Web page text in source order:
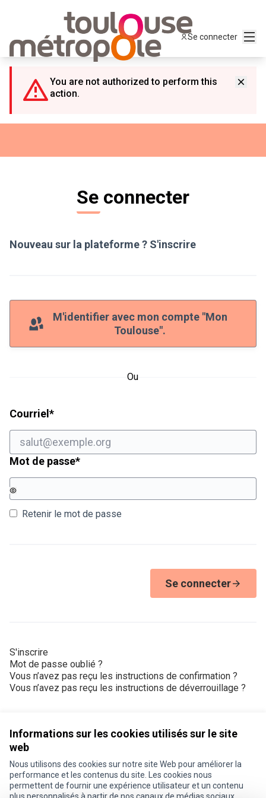
Informations sur les cookies utilisés sur le site
web
Nous utilisons des cookies sur notre site Web pour améliorer la
performance et les contenus du site. Les cookies nous
permettent de fournir une expérience utilisateur et un contenu
Se connecter
You are not authorized to perform this
action.
Se connecter
Nouveau sur la plateforme ? S'inscrire
M'identifier avec mon compte "Mon
Toulouse".
Ou
Courriel *Champ obligatoire
Mot de passe*Champ obligatoire
Retenir le mot de passe
Se connecter
S'inscrire
Mot de passe oublié ?
Vous n’avez pas reçu les instructions de confirmation ?
Vous n’avez pas reçu les instructions de déverrouillage ?
Conditions d'utilisation
Paramètres des cookies
Je participe ! sur X
Je participe ! sur Facebook
Je participe ! sur Instagram